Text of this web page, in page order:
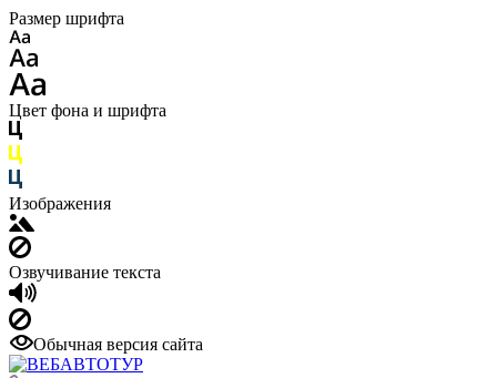
Размер шрифта
Цвет фона и шрифта
Изображения
Озвучивание текста
Обычная версия сайта